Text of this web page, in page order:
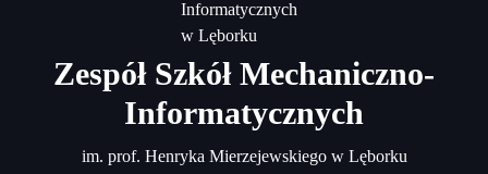
Zespół Szkół Mechaniczno-
Informatycznych
im. prof. Henryka Mierzejewskiego w Lęborku